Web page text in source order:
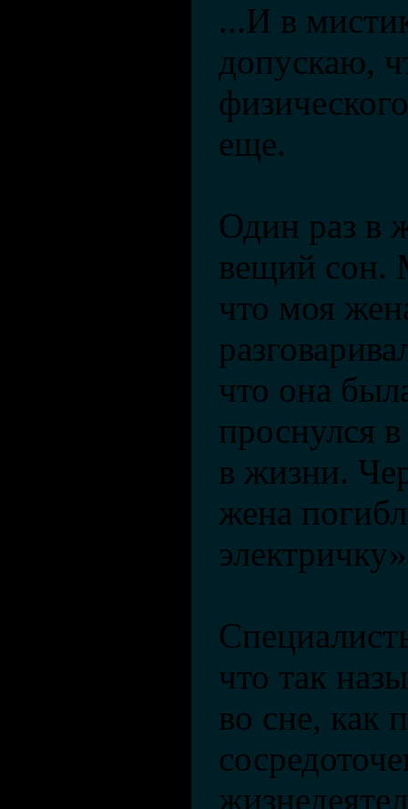
...И в
допускаю,
еще.
Один раз в
вещий сон.
что моя
что она
проснулся
в жизни.
жена
что так
во сне, как